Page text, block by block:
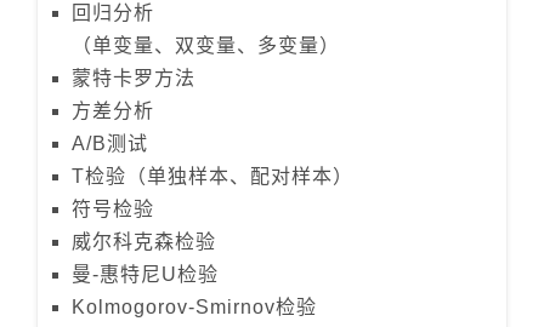
回归分析
（单变量、双变量、多变量）
蒙特卡罗方法
方差分析
A/B测试
T检验（单独样本、配对样本）
符号检验
威尔科克森检验
曼-惠特尼U检验
Kolmogorov-Smirnov检验